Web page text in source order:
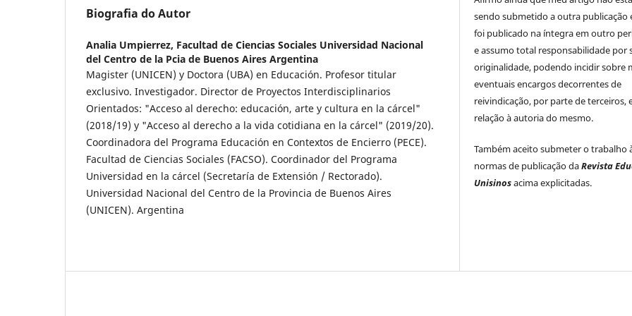
Biografia do Autor
Analia Umpierrez, Facultad de Ciencias Sociales Universidad Nacional
del Centro de la Pcia de Buenos Aires Argentina
Magister (UNICEN) y Doctora (UBA) en Educación. Profesor titular
exclusivo. Investigador. Director de Proyectos Interdisciplinarios
Orientados: "Acceso al derecho: educación, arte y cultura en la cárcel"
(2018/19) y "Acceso al derecho a la vida cotidiana en la cárcel" (2019/20).
Coordinadora del Programa Educación en Contextos de Encierro (PECE).
Facultad de Ciencias Sociales (FACSO). Coordinador del Programa
Universidad en la cárcel (Secretaría de Extensión / Rectorado).
Universidad Nacional del Centro de la Provincia de Buenos Aires
(UNICEN). Argentina
sendo submetido a outra publicação
foi publicado na íntegra em outro
e assumo total responsabilidade por
originalidade, podendo incidir sobre
eventuais encargos decorrentes de
reivindicação, por parte de terceiros,
relação à autoria do mesmo.
Também aceito submeter o trabalho
normas de publicação daRevista
Unisinosacima explicitadas.